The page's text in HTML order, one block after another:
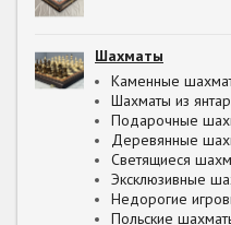
Шахматы
Каменные
Шахматы из
Подарочные
Деревянные
Светящиеся
Эксклюзивные
Недорогие
Польские